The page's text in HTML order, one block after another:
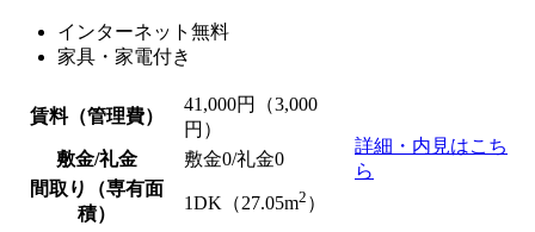
インターネット無料
家具・家電付き
賃料（管理費）
41,000円（3,000
円）
詳細・内見はこち
ら
敷金/礼金 敷金0/礼金0
間取り（専有面
積）
1DK（27.05m2 ）